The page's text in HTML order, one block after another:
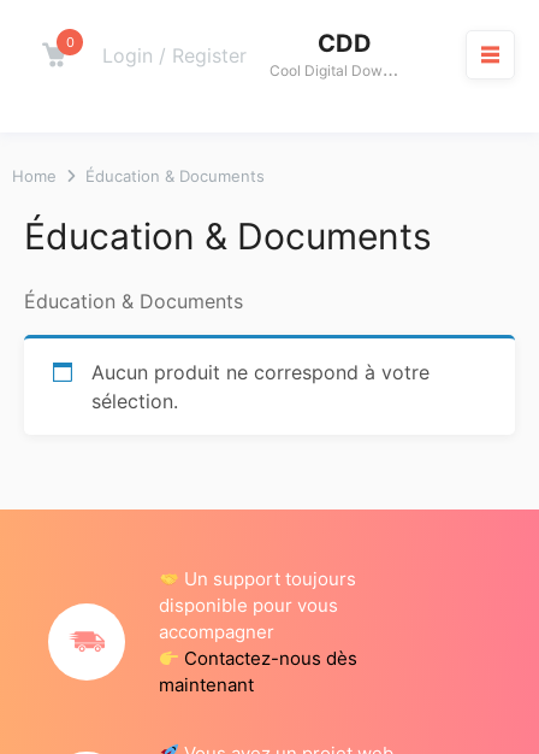
content
CDD
C
ool Digital Download
Cart
0
Login / Register
Home Éducation & Documents
Éducation & Documents
Éducation & Documents
Aucun produit ne correspond à votre
sélection.
Un support toujours
disponible pour vous
accompagner
Contactez-nous dès
maintenant